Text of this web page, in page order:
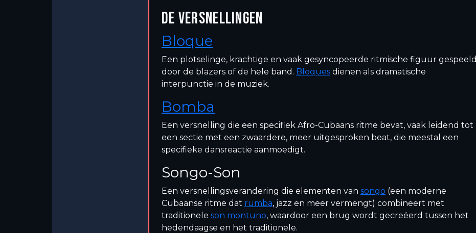
DE VERSNELLINGEN
Bloque
Een plotselinge, krachtige en vaak gesyncopeerde ritmische figuur gespeeld
door de blazers of de hele band. Bloques dienen als dramatische
interpunctie in de muziek.
Bomba
Een versnelling die een specifiek Afro-Cubaans ritme bevat, vaak leidend tot
een sectie met een zwaardere, meer uitgesproken beat, die meestal een
specifieke dansreactie aanmoedigt.
Songo-Son
Een versnellingsverandering die elementen van songo (een moderne
Cubaanse ritme dat rumba, jazz en meer vermengt) combineert met
traditionele son montuno, waardoor een brug wordt gecreëerd tussen het
hedendaagse en het traditionele.